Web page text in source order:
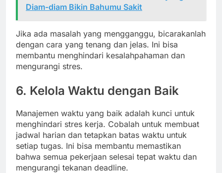
Diam-diam Bikin Bahumu Sakit
Jika ada masalah yang mengganggu, bicarakanlah
dengan cara yang tenang dan jelas. Ini bisa
membantu menghindari kesalahpahaman dan
mengurangi stres.
6. Kelola Waktu dengan Baik
Manajemen waktu yang baik adalah kunci untuk
menghindari stres kerja. Cobalah untuk membuat
jadwal harian dan tetapkan batas waktu untuk
setiap tugas. Ini bisa membantu memastikan
bahwa semua pekerjaan selesai tepat waktu dan
mengurangi tekanan deadline.